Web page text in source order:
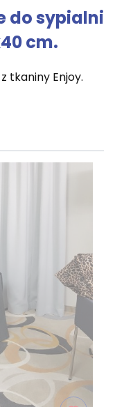
do sypialni
cm.
tkaniny Enjoy.